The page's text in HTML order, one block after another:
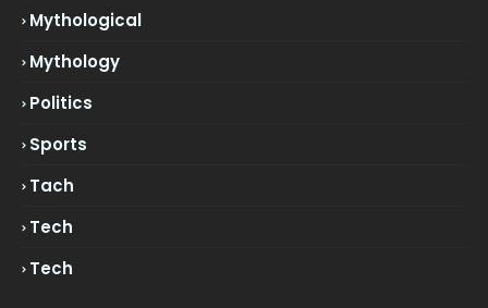
Mythological
Mythology
Politics
Sports
Tach
Tech
Tech